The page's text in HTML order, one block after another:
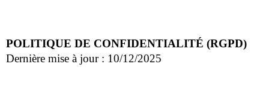
POLITIQUE DE CONFIDENTIALITÉ (RGPD)
Dernière mise à jour : 10/12/2025